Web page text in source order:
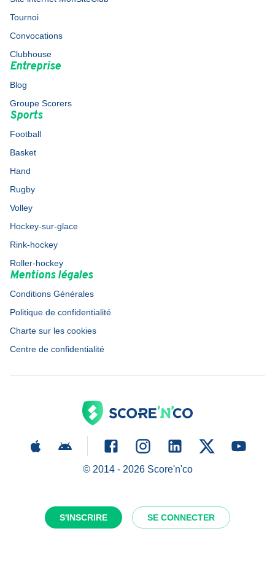
S'INSCRIRE SE CONNECTER
Tournoi
Convocations
Clubhouse
Entreprise
Blog
Groupe Scorers
Sports
Football
Basket
Hand
Rugby
Volley
Hockey-sur-glace
Rink-hockey
Roller-hockey
Mentions légales
Conditions Générales
Politique de confidentialité
Charte sur les cookies
Centre de confidentialité
© 2014 - 2026Score'n'co